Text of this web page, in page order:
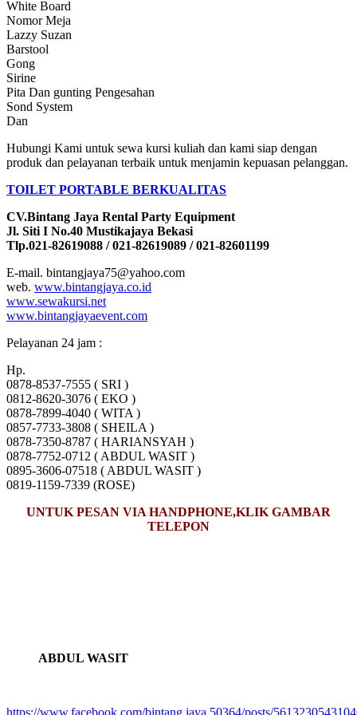
White Board
Nomor Meja
Lazzy Suzan
Barstool
Gong
Sirine
Pita Dan gunting Pengesahan
Sond System
Dan
Hubungi Kami untuk sewa kursi kuliah dan kami siap dengan
produk dan pelayanan terbaik untuk menjamin kepuasan pelanggan.
TOILET PORTABLE BERKUALITAS
CV.Bintang Jaya Rental Party Equipment
Jl. Siti I No.40 Mustikajaya Bekasi
Tlp.021-82619088 / 021-82619089 / 021-82601199
E-mail. bintangjaya75@yahoo.com
web. www.bintangjaya.co.id
www.sewakursi.net
www.bintangjayaevent.com
Pelayanan 24 jam :
Hp.
0878-8537-7555 ( SRI )
0812-8620-3076 ( EKO )
0878-7899-4040 ( WITA )
0857-7733-3808 ( SHEILA )
0878-7350-8787 ( HARIANSYAH )
0878-7752-0712 ( ABDUL WASIT )
0895-3606-07518 ( ABDUL WASIT )
0819-1159-7339 (ROSE)
UNTUK PESAN VIA HANDPHONE,KLIK GAMBAR
TELEPON
ABDUL WASIT